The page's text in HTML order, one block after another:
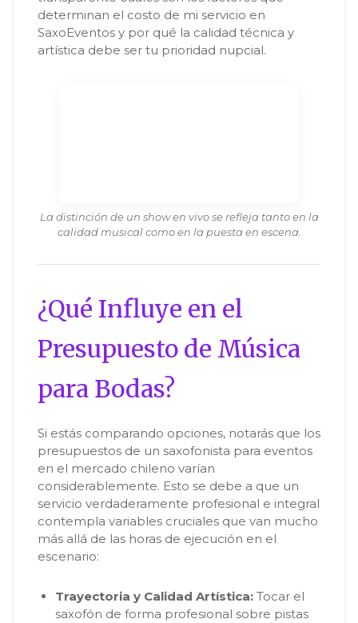
determinan el costo de mi servicio en
SaxoEventos y por qué la calidad técnica y
artística debe ser tu prioridad nupcial.
La distinción de un show en vivo se refleja tanto en la
calidad musical como en la puesta en escena.
¿Qué Influye en el
Presupuesto de Música
para Bodas?
Si estás comparando opciones, notarás que los
presupuestos de un saxofonista para eventos
en el mercado chileno varían
considerablemente. Esto se debe a que un
servicio verdaderamente profesional e integral
contempla variables cruciales que van mucho
más allá de las horas de ejecución en el
escenario:
Trayectoria y Calidad Artística: Tocar el
saxofón de forma profesional sobre pistas